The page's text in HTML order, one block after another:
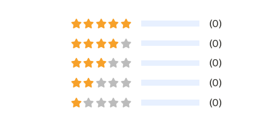
(0)
(0)
(0)
(0)
(0)